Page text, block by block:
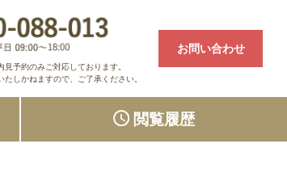
予約のみご対応しております。
しかねますので、ご了承ください。
お問い合わせ
閲覧履歴